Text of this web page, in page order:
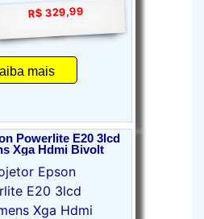
R$ 329,99
mais
Powerlite E20 3lcd
Xga Hdmi Bivolt